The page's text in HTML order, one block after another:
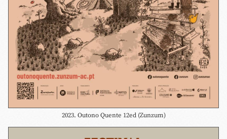
2023. Outono Quente 12ed (Zunzum)